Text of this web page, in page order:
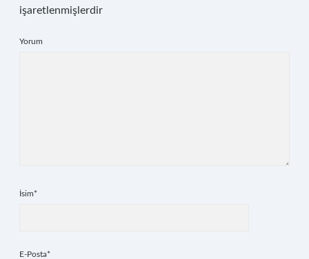
işaretlenmişlerdir
Yorum
İsim*
E-Posta*